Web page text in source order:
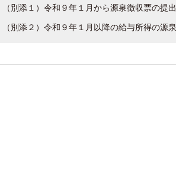
（別添１）令和９年１月から源泉徴収票の提
（別添２）令和９年１月以降の給与所得の